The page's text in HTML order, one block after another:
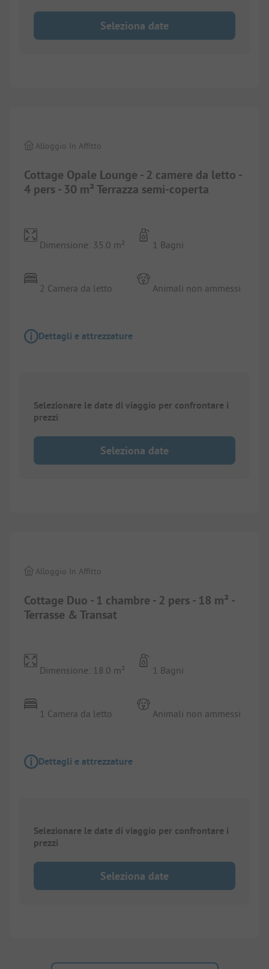
Seleziona date
Cottage Opale Lounge - 2 camere da letto -
4 pers - 30 m² Terrazza semi-coperta
Alloggio In Affitto
Dimensione: 35.0 m²
2 Camera da letto
1 Bagni
Animali non ammessi
Dettagli e attrezzature
Selezionare le date di viaggio per confrontare i
prezzi
Seleziona date
Cottage Duo - 1 chambre - 2 pers - 18 m² -
Terrasse & Transat
Alloggio In Affitto
Dimensione: 18.0 m²
1 Camera da letto
1 Bagni
Animali non ammessi
Dettagli e attrezzature
Selezionare le date di viaggio per confrontare i
prezzi
Seleziona date